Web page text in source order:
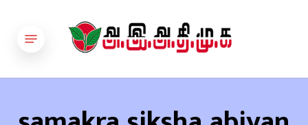
content
Menu